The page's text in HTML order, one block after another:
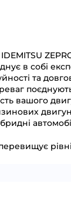
в собі
та
вашого